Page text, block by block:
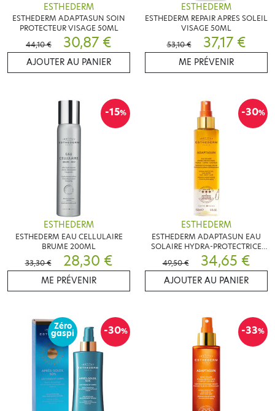
ESTHEDERM
ESTHEDERM ADAPTASUN SOIN
PROTECTEUR VISAGE 50ML
44,10 €
30,87 €
AJOUTER AU PANIER
ESTHEDERM
ESTHEDERM REPAIR APRES SOLEIL
VISAGE 50ML
53,10 €
37,17 €
ME PRÉVENIR
-15%
ESTHEDERM
ESTHEDERM EAU CELLULAIRE
BRUME 200ML
33,30 €
28,30 €
ME PRÉVENIR
-30%
ESTHEDERM
ESTHEDERM ADAPTASUN EAU
SOLAIRE HYDRA-PROTECTRICE
150ML
49,50 € 34,65 €
AJOUTER AU PANIER
-30%
Zéro
gaspi -33%